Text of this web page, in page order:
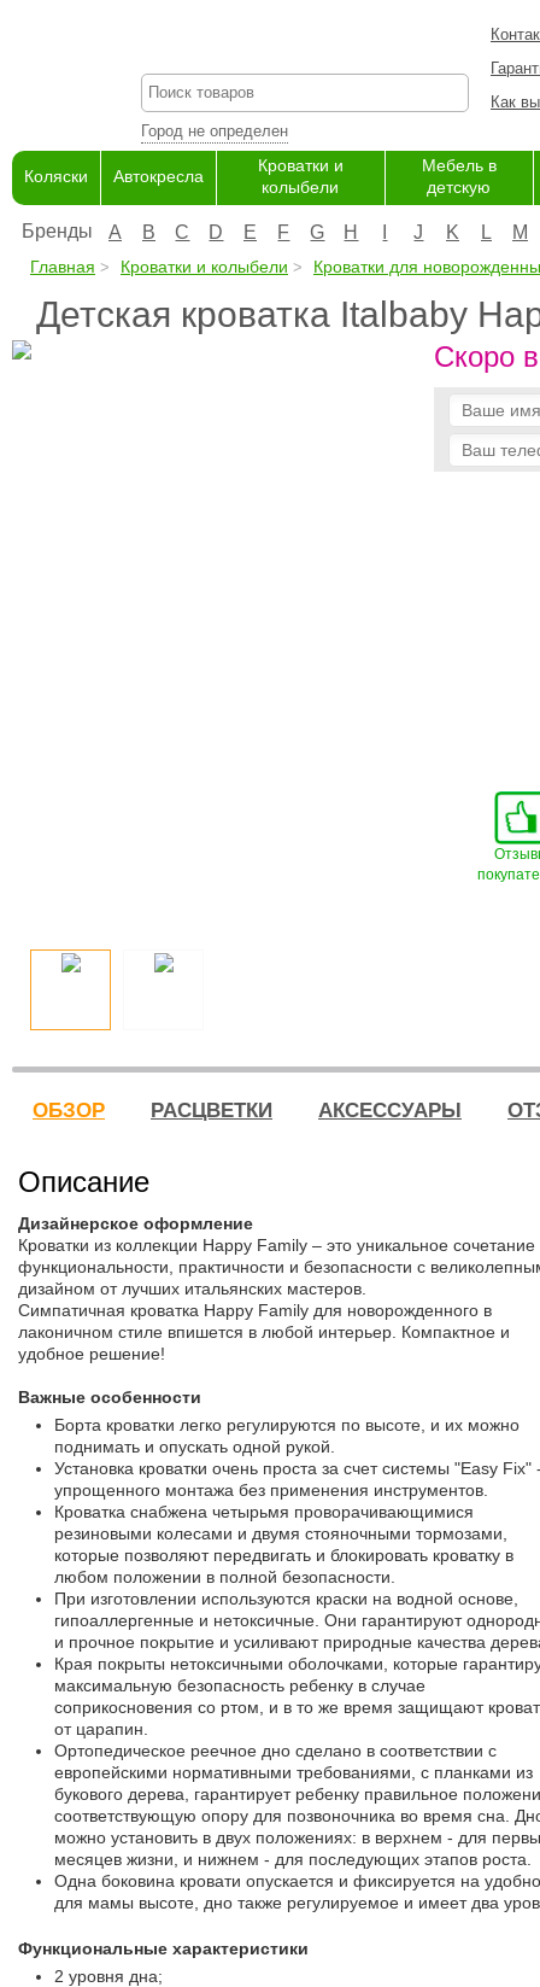
Город не определен
Как
Коляски Автокресла
Кроватки и
колыбели
Мебель в
детскую
Бренды A B C D E F G H J K L M
Главная Кроватки и колыбели Кроватки для
Детская кроватка Italbaby
Скоро
ОБЗОР РАСЦВЕТКИ АКСЕССУАРЫ
Описание
Дизайнерское оформление
Кроватки из коллекции Happy Family – это уникальное сочетание
функциональности, практичности и безопасности с
дизайном от лучших итальянских мастеров.
Симпатичная кроватка Happy Family для новорожденного в
лаконичном стиле впишется в любой интерьер. Компактное и
удобное решение!
Важные особенности
Борта кроватки легко регулируются по высоте, и их можно
поднимать и опускать одной рукой.
Установка кроватки очень проста за счет системы "Easy Fix"
упрощенного монтажа без применения инструментов.
Кроватка снабжена четырьмя проворачивающимися
резиновыми колесами и двумя стояночными тормозами,
которые позволяют передвигать и блокировать кроватку в
любом положении в полной безопасности.
При изготовлении используются краски на водной основе,
гипоаллергенные и нетоксичные. Они гарантируют
и прочное покрытие и усиливают природные качества
Края покрыты нетоксичными оболочками, которые
максимальную безопасность ребенку в случае
соприкосновения со ртом, и в то же время защищают
от царапин.
Ортопедическое реечное дно сделано в соответствии с
европейскими нормативными требованиями, с планками из
букового дерева, гарантирует ребенку правильное
соответствующую опору для позвоночника во время сна.
можно установить в двух положениях: в верхнем - для
месяцев жизни, и нижнем - для последующих этапов роста.
Одна боковина кровати опускается и фиксируется на
для мамы высоте, дно также регулируемое и имеет два
Функциональные характеристики
2 уровня дна;